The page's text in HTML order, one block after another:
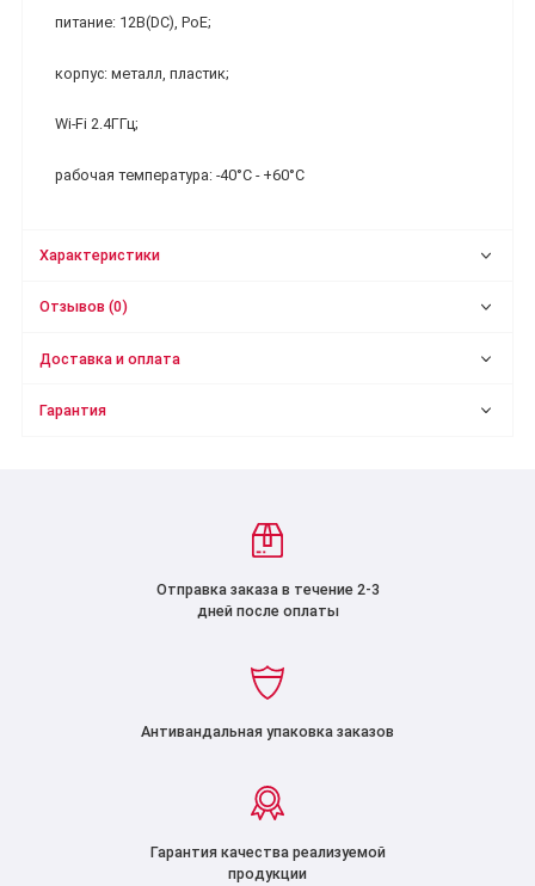
питание: 12В(DC), PoE;
корпус: металл, пластик;
Wi-Fi 2.4ГГц;
рабочая температура: -40°C - +60°C
Характеристики
Отзывов (0)
Доставка и оплата
Гарантия
Отправка заказа в течение 2-3
дней после оплаты
Антивандальная упаковка заказов
Гарантия качества реализуемой
продукции